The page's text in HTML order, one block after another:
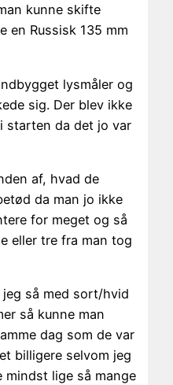
kunne skifte
en Russisk 135 mm
lysmåler og
sig. Der blev ikke
starten da det jo var
af, hvad de
da man jo ikke
for meget og så
eller tre fra man tog
så med sort/hvid
så kunne man
dag som de var
billigere selvom jeg
lige så mange